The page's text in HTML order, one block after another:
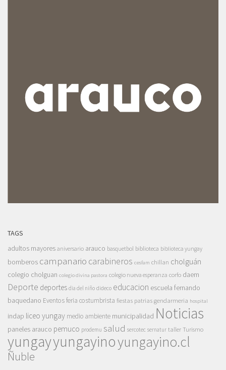
TAGS
adultos mayores aniversario arauco basquetbol biblioteca biblioteca yungay
bomberos campanario carabineros cesfam chillan cholguán
colegio cholguan colegio divina pastora colegio nueva esperanza corfo daem
Deporte deportes dia del niño dideco educacion escuela fernando
baquedano Eventosferia costumbrista fiestas patrias gendarmeria hospital
indap liceo yungay medio ambiente municipalidad Noticias
paneles arauco pemuco prodemu salud sercotec sernatur taller Turismo
yungayyungayinoyungayino.cl
Ñuble